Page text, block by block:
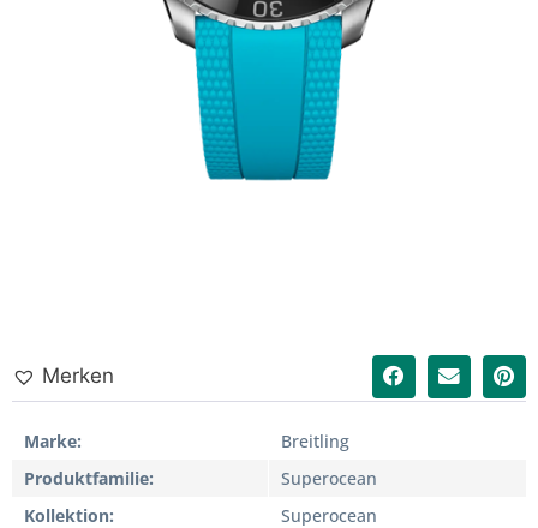
Merken
Marke
Breitling
Produktfamilie
Superocean
Kollektion
Superocean